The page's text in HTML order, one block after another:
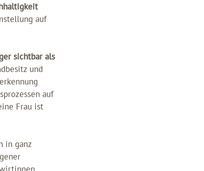
auf
sichtbar als
und
auf
Frau ist
in ganz